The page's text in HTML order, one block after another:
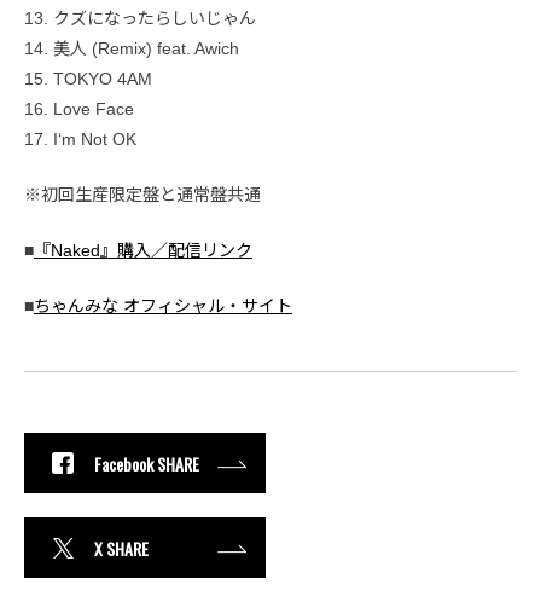
13. クズになったらしいじゃん
14. 美人 (Remix) feat. Awich
15. TOKYO 4AM
16. Love Face
17. I‘m Not OK
※初回生産限定盤と通常盤共通
■ 『Naked』購入／配信リンク
■ちゃんみな オフィシャル・サイト
Facebook SHARE
X SHARE